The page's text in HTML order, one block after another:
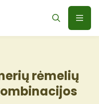
rėmelių